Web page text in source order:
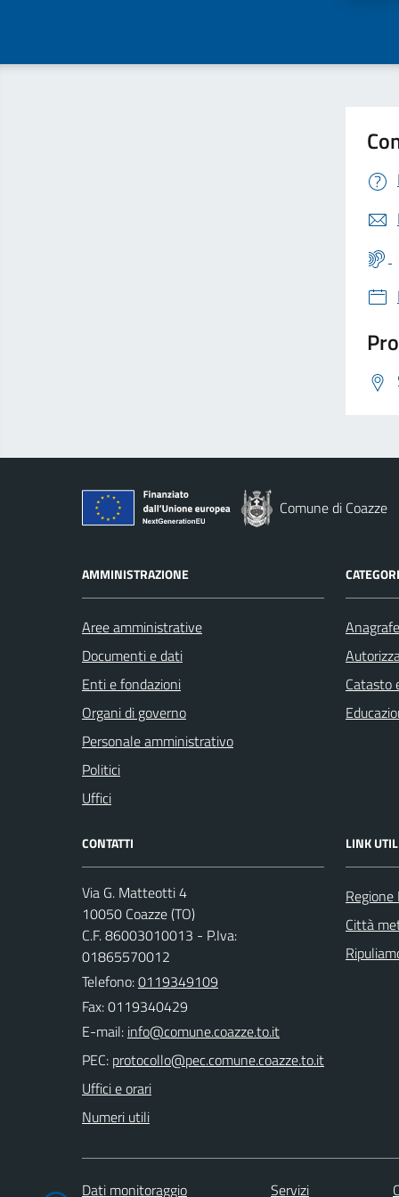
Comune di Coazze
AMMINISTRAZIONE
Aree amministrative
Documenti e dati
Enti e fondazioni
Organi di governo
Personale amministrativo
Politici
Uffici
Catasto
CONTATTI
Via G. Matteotti 4
10050 Coazze (TO)
C.F. 86003010013 - P.Iva:
01865570012
Telefono:0119349109
Fax: 0119340429
E-mail:
PEC:
Uffici e orari
Numeri utili
LINK
Città
Dati monitoraggio Servizi